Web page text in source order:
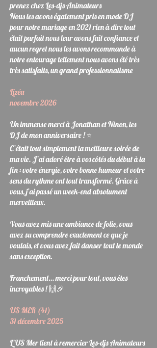
prenez chez Les-djs Animateurs
Nous les avons également pris en mode DJ
pour notre mariage en 2021 rien à dire tout
était parfait nous leur avons fait confiance et
aucun regret nous les avons recommande à
notre entourage tellement nous avons été très
très satisfaits, un grand professionnalisme
Lizéa
novembre 2026
Un immense merci à Jonathan et Ninon, les
DJ de mon anniversaire ! ⭐
C’était tout simplement la meilleure soirée de
ma vie. J’ai adoré être à vos côtés du début à la
fin : votre énergie, votre bonne humeur et votre
sens du rythme ont tout transformé. Grâce à
vous, j’ai passé un week-end absolument
merveilleux.
Vous avez mis une ambiance de folie, vous
avez su comprendre exactement ce que je
voulais, et vous avez fait danser tout le monde
sans exception.
Franchement… merci pour tout, vous êtes
incroyables ! 🙌🎉
US MER (41)
31 décembre 2025
L’US Mertient à remercierLes-djs Animateurs